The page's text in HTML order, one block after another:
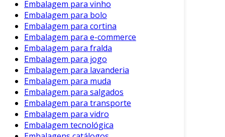
Embalagem para vinho
Embalagem para bolo
Embalagem para cortina
Embalagem para e-commerce
Embalagem para fralda
Embalagem para jogo
Embalagem para lavanderia
Embalagem para muda
Embalagem para salgados
Embalagem para transporte
Embalagem para vidro
Embalagem tecnológica